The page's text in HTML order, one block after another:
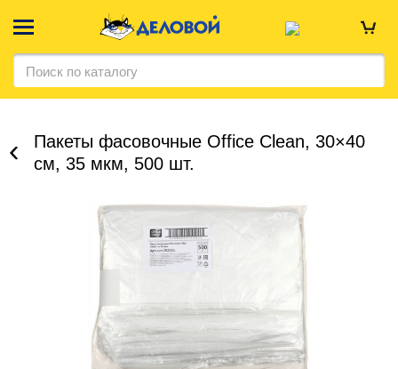
Пакеты фасовочные Office Clean, 30×40
см, 35 мкм, 500 шт.